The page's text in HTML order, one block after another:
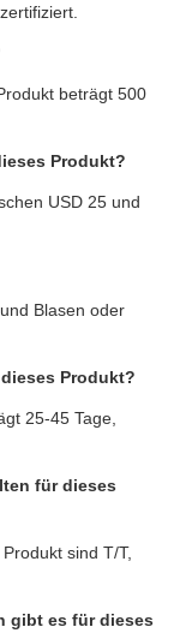
beträgt 500
Produkt?
USD 25 und
Blasen oder
Produkt?
25-45 Tage,
für dieses
sind T/T,
gibt es für dieses